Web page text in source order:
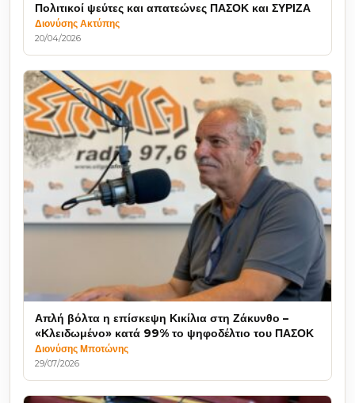
Πολιτικοί ψεύτες και απατεώνες ΠΑΣΟΚ και ΣΥΡΙΖΑ
Διονύσης Ακτύπης
20/04/2026
Απλή βόλτα η επίσκεψη Κικίλια στη Ζάκυνθο –
«Κλειδωμένο» κατά 99% το ψηφοδέλτιο του ΠΑΣΟΚ
Διονύσης Μποτώνης
29/07/2026